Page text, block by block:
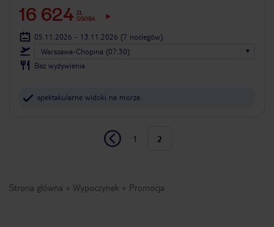
16 624 ZŁ
OSOBA
05.11.2026 - 13.11.2026 (7 noclegów)
Warszawa-Chopina (07:30)
Bez wyżywienia
spektakularne widoki na morze
1 2
Strona główna Wypoczynek Promocja